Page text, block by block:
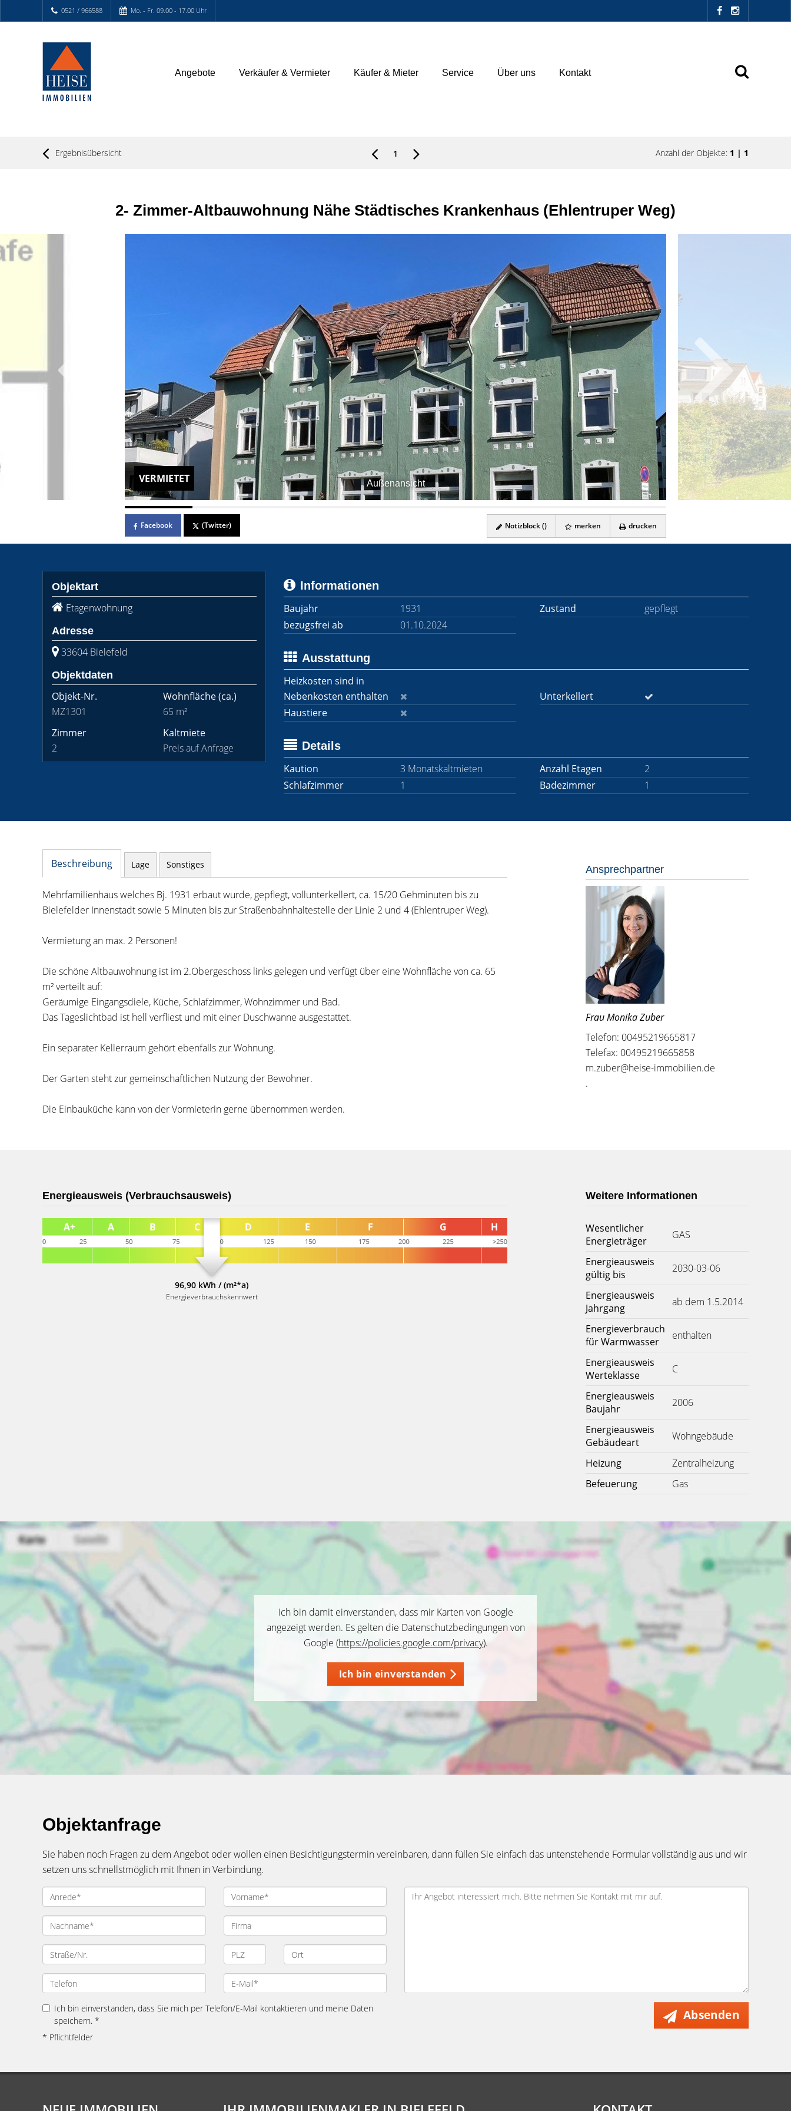
0521 / 966588 Mo. - Fr. 09.00 - 17.00 Uhr
Angebote Verkäufer & Vermieter Käufer & Mieter Service Über uns Kontakt
Ergebnisübersicht 1 Anzahl der Objekte: 1 | 1
2- Zimmer-Altbauwohnung Nähe Städtisches Krankenhaus (Ehlentruper Weg)
Außenansicht
VERMIETET
Facebook (Twitter) Notizblock () merken drucken
Objektart
Etagenwohnung
Adresse
33604 Bielefeld
Objektdaten
Objekt-Nr.
MZ1301
Wohnfläche(ca.)
65 m²
Zimmer
2
Kaltmiete
Preis auf Anfrage
Informationen
Baujahr
1931 Zustand
gepflegt
bezugsfrei ab
01.10.2024
Ausstattung
Heizkosten sind in
Nebenkosten enthalten
Unterkellert
Haustiere
Details
Kaution
3 Monatskaltmieten Anzahl Etagen
2
Schlafzimmer
1 Badezimmer 1
Beschreibung Lage Sonstiges
Mehrfamilienhaus welches Bj. 1931 erbaut wurde, gepflegt, vollunterkellert, ca. 15/20 Gehminuten bis zu
Bielefelder Innenstadt sowie 5 Minuten bis zur Straßenbahnhaltestelle der Linie 2 und 4 (Ehlentruper Weg).
Vermietung an max. 2 Personen!
Die schöne Altbauwohnung ist im 2.Obergeschoss links gelegen und verfügt über eine Wohnfläche von ca. 65
m² verteilt auf:
Geräumige Eingangsdiele, Küche, Schlafzimmer, Wohnzimmer und Bad.
Das Tageslichtbad ist hell verfliest und mit einer Duschwanne ausgestattet.
Ein separater Kellerraum gehört ebenfalls zur Wohnung.
Der Garten steht zur gemeinschaftlichen Nutzung der Bewohner.
Die Einbauküche kann von der Vormieterin gerne übernommen werden.
Ansprechpartner
Frau Monika Zuber
Telefon: 00495219665817
Telefax: 00495219665858
m.zuber@heise-immobilien.de
.
Energieausweis (Verbrauchsausweis)
96,90 kWh / (m²*a)
Energieverbrauchskennwert
Weitere Informationen
Wesentlicher
Energieträger
GAS
Energieausweis
gültig bis
2030-03-06
Energieausweis
Jahrgang
ab dem 1.5.2014
Energieverbrauch
für Warmwasser
enthalten
Energieausweis
Werteklasse
C
Energieausweis
Baujahr
2006
Energieausweis
Gebäudeart
Wohngebäude
Heizung
Zentralheizung
Befeuerung
Gas
Ich bin damit einverstanden, dass mir Karten von Google
angezeigt werden. Es gelten die Datenschutzbedingungen von
Google (https://policies.google.com/privacy).
Ich bin einverstanden
Objektanfrage
Sie haben noch Fragen zu dem Angebot oder wollen einen Besichtigungstermin vereinbaren, dann füllen Sie einfach das untenstehende Formular vollständig aus und wir
setzen uns schnellstmöglich mit Ihnen in Verbindung.
Ich bin einverstanden, dass Sie mich per Telefon/E-Mail kontaktieren und meine Daten
speichern. *
* Pflichtfelder
Absenden